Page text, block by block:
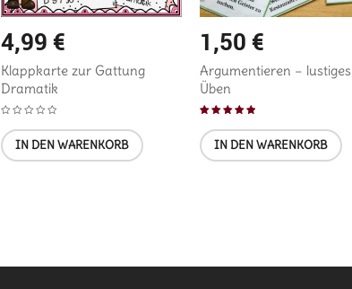
4,99 €
Klappkarte zur Gattung
Dramatik
IN DEN WARENKORB
1,50 €
Argumentieren – lustiges
Üben
5.00von 5
IN DEN WARENKORB